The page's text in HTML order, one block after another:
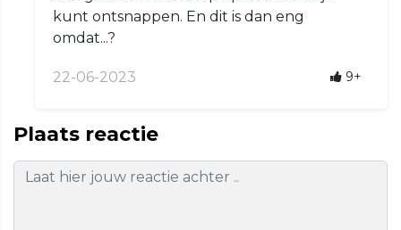
kunt ontsnappen. En dit is dan eng
omdat...?
22-06-2023 9+
Plaats reactie